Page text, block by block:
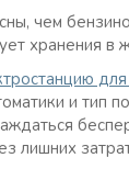
чем
хранения в
и тип
лишних